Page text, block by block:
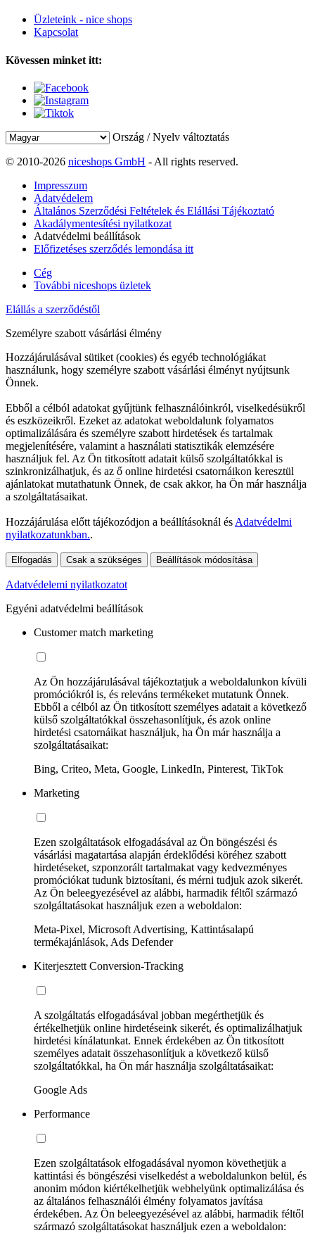
Üzleteink - nice shops
Kapcsolat
Kövessen minket itt:
Ország / Nyelv változtatás
© 2010-2026 niceshops GmbH - All rights reserved.
Impresszum
Adatvédelem
Általános Szerződési Feltételek és Elállási Tájékoztató
Akadálymentesítési nyilatkozat
Adatvédelmi beállítások
Előfizetéses szerződés lemondása itt
Cég
További niceshops üzletek
Elállás a szerződéstől
Személyre szabott vásárlási élmény
Hozzájárulásával sütiket (cookies) és egyéb technológiákat
használunk, hogy személyre szabott vásárlási élményt nyújtsunk
Önnek.
Ebből a célból adatokat gyűjtünk felhasználóinkról, viselkedésükről
és eszközeikről. Ezeket az adatokat weboldalunk folyamatos
optimalizálására és személyre szabott hirdetések és tartalmak
megjelenítésére, valamint a használati statisztikák elemzésére
használjuk fel. Az Ön titkosított adatait külső szolgáltatókkal is
szinkronizálhatjuk, és az ő online hirdetési csatornáikon keresztül
ajánlatokat mutathatunk Önnek, de csak akkor, ha Ön már használja
a szolgáltatásaikat.
Hozzájárulása előtt tájékozódjon a beállításoknál és Adatvédelmi
nyilatkozatunkban..
Elfogadás Csak a szükséges Beállítások módosítása
Adatvédelemi nyilatkozatot
Egyéni adatvédelmi beállítások
Customer match marketing
Az Ön hozzájárulásával tájékoztatjuk a weboldalunkon kívüli
promóciókról is, és releváns termékeket mutatunk Önnek.
Ebből a célból az Ön titkosított személyes adatait a következő
külső szolgáltatókkal összehasonlítjuk, és azok online
hirdetési csatornáikat használjuk, ha Ön már használja a
szolgáltatásaikat:
Bing, Criteo, Meta, Google, LinkedIn, Pinterest, TikTok
Marketing
Ezen szolgáltatások elfogadásával az Ön böngészési és
vásárlási magatartása alapján érdeklődési köréhez szabott
hirdetéseket, szponzorált tartalmakat vagy kedvezményes
promóciókat tudunk biztosítani, és mérni tudjuk azok sikerét.
Az Ön beleegyezésével az alábbi, harmadik féltől származó
szolgáltatásokat használjuk ezen a weboldalon:
Meta-Pixel, Microsoft Advertising, Kattintásalapú
termékajánlások, Ads Defender
Kiterjesztett Conversion-Tracking
A szolgáltatás elfogadásával jobban megérthetjük és
értékelhetjük online hirdetéseink sikerét, és optimalizálhatjuk
hirdetési kínálatunkat. Ennek érdekében az Ön titkosított
személyes adatait összehasonlítjuk a következő külső
szolgáltatókkal, ha Ön már használja szolgáltatásaikat:
Google Ads
Performance
Ezen szolgáltatások elfogadásával nyomon követhetjük a
kattintási és böngészési viselkedést a weboldalunkon belül, és
anonim módon kiértékelhetjük webhelyünk optimalizálása és
az általános felhasználói élmény folyamatos javítása
érdekében. Az Ön beleegyezésével az alábbi, harmadik féltől
származó szolgáltatásokat használjuk ezen a weboldalon: